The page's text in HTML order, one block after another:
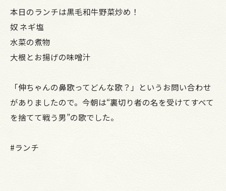
本日のランチは黒毛和牛野菜炒め！
奴 ネギ塩
水菜の煮物
大根とお揚げの味噌汁
「伸ちゃんの鼻歌ってどんな歌？」というお問い合わせ
がありましたので。今朝は“裏切り者の名を受けてすべて
を捨てて戦う男”の歌でした。
#ランチ